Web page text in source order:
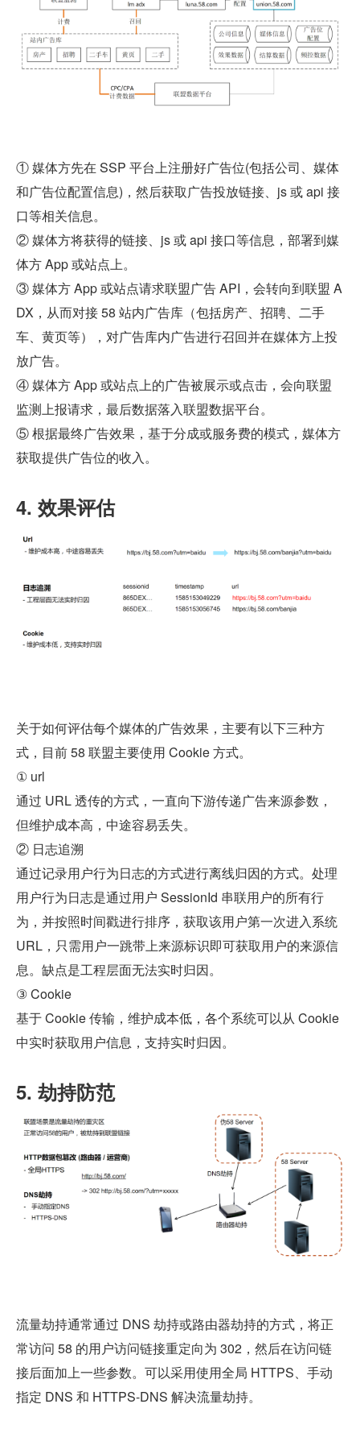
① 媒体方先在 SSP 平台上注册好广告位(包括公司、媒体
和广告位配置信息)，然后获取广告投放链接、js 或 api 接
口等相关信息。
② 媒体方将获得的链接、js 或 api 接口等信息，部署到媒
体方 App 或站点上。
③ 媒体方 App 或站点请求联盟广告 API，会转向到联盟 A
DX，从而对接 58 站内广告库（包括房产、招聘、二手
车、黄页等），对广告库内广告进行召回并在媒体方上投
放广告。
④ 媒体方 App 或站点上的广告被展示或点击，会向联盟
监测上报请求，最后数据落入联盟数据平台。
⑤ 根据最终广告效果，基于分成或服务费的模式，媒体方
获取提供广告位的收入。
4. 效果评估
关于如何评估每个媒体的广告效果，主要有以下三种方
式，目前 58 联盟主要使用 Cookie 方式。
① url
通过 URL 透传的方式，一直向下游传递广告来源参数，
但维护成本高，中途容易丢失。
② 日志追溯
通过记录用户行为日志的方式进行离线归因的方式。处理
用户行为日志是通过用户 SessionId 串联用户的所有行
为，并按照时间戳进行排序，获取该用户第一次进入系统
URL，只需用户一跳带上来源标识即可获取用户的来源信
息。缺点是工程层面无法实时归因。
③ Cookie
基于 Cookie 传输，维护成本低，各个系统可以从 Cookie
中实时获取用户信息，支持实时归因。
5. 劫持防范
流量劫持通常通过 DNS 劫持或路由器劫持的方式，将正
常访问 58 的用户访问链接重定向为 302，然后在访问链
接后面加上一些参数。可以采用使用全局 HTTPS、手动
指定 DNS 和 HTTPS-DNS 解决流量劫持。